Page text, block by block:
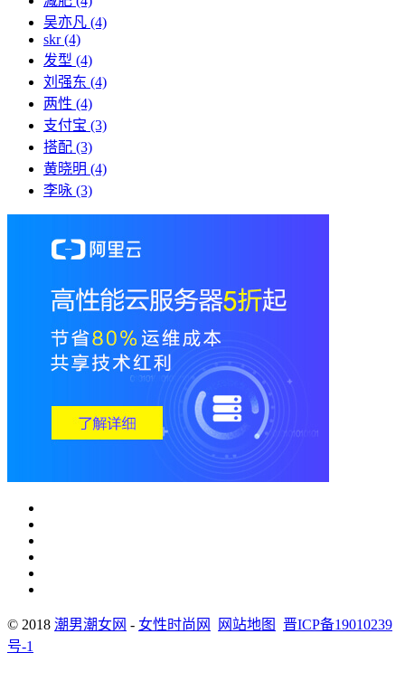
吴亦凡 (4)
skr(4)
发型 (4)
刘强东 (4)
两性 (4)
支付宝 (3)
搭配 (3)
黄晓明 (4)
李咏 (3)
© 2018 潮男潮女网 - 女性时尚网 网站地图
晋ICP备19010239
号-1